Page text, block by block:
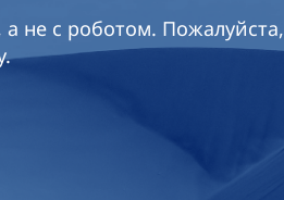
не с роботом. Пожалуйста,